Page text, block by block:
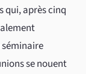
qui, après cinq
se nouent